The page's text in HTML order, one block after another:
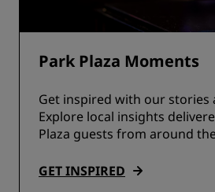
Park Plaza Moments
Get inspired with our stories
Explore local insights
Plaza guests from around
GET INSPIRED